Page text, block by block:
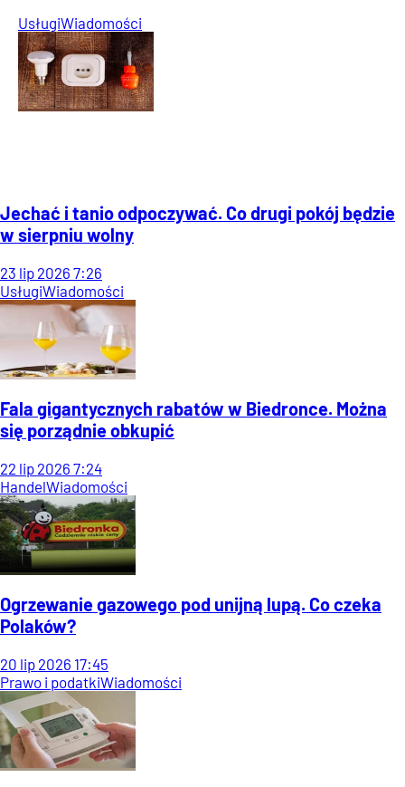
UsługiWiadomości
Jechać i tanio odpoczywać. Co drugi pokój będzie
w sierpniu wolny
23 lip 2026 7:26
UsługiWiadomości
Fala gigantycznych rabatów w Biedronce. Można
się porządnie obkupić
22 lip 2026 7:24
HandelWiadomości
Ogrzewanie gazowego pod unijną lupą. Co czeka
Polaków?
20 lip 2026 17:45
Prawo i podatkiWiadomości